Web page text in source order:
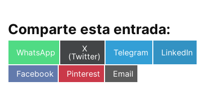
Comparte esta entrada:
Compartir
WhatsApp
Compartir
en
X
(Twitter)
Compartir
Telegram
Compartir
LinkedIn
Compartir
en
Facebook
Compartir
en
Pinterest
Compartir
en
Email